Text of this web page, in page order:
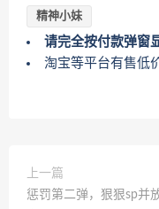
精神小妹
请完全按付款弹窗
淘宝等平台有售低
上一篇
惩罚第二弹，狠狠sp并